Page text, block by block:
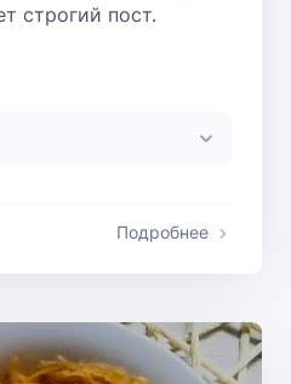
строгий пост.
Подробнее